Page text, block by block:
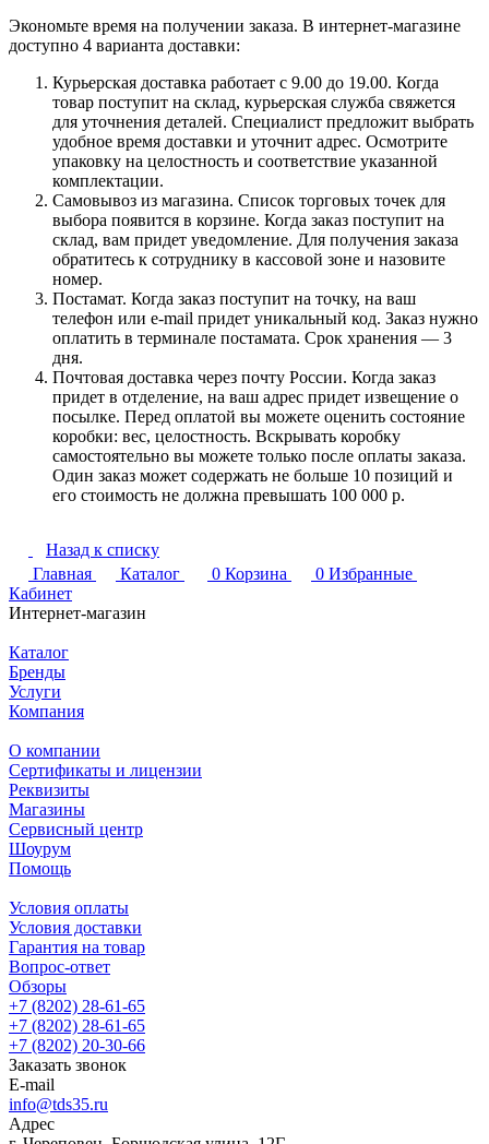
Экономьте время на получении заказа. В интернет-магазине
доступно 4 варианта доставки:
Курьерская доставка работает с 9.00 до 19.00. Когда
товар поступит на склад, курьерская служба свяжется
для уточнения деталей. Специалист предложит выбрать
удобное время доставки и уточнит адрес. Осмотрите
упаковку на целостность и соответствие указанной
комплектации.
Самовывоз из магазина. Список торговых точек для
выбора появится в корзине. Когда заказ поступит на
склад, вам придет уведомление. Для получения заказа
обратитесь к сотруднику в кассовой зоне и назовите
номер.
Постамат. Когда заказ поступит на точку, на ваш
телефон или e-mail придет уникальный код. Заказ нужно
оплатить в терминале постамата. Срок хранения — 3
дня.
Почтовая доставка через почту России. Когда заказ
придет в отделение, на ваш адрес придет извещение о
посылке. Перед оплатой вы можете оценить состояние
коробки: вес, целостность. Вскрывать коробку
самостоятельно вы можете только после оплаты заказа.
Один заказ может содержать не больше 10 позиций и
его стоимость не должна превышать 100 000 р.
Назад к списку
Главная
Каталог 0 Корзина 0 Избранные
Кабинет
Интернет-магазин
Каталог
Бренды
Услуги
Компания
О компании
Сертификаты и лицензии
Реквизиты
Магазины
Сервисный центр
Шоурум
Помощь
Условия оплаты
Условия доставки
Гарантия на товар
Вопрос-ответ
Обзоры
+7 (8202) 28‑61-65
+7 (8202) 28‑61-65
+7 (8202) 20‑30-66
Заказать звонок
E-mail
info@tds35.ru
Адрес